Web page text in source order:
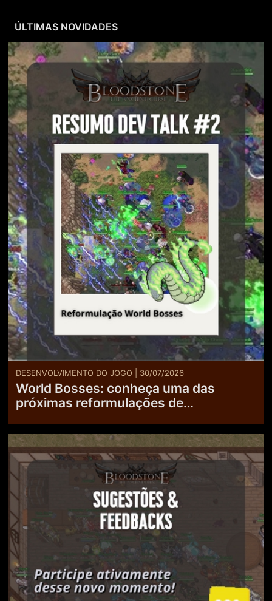
ÚLTIMAS NOVIDADES
DESENVOLVIMENTO DO JOGO | 30/07/2026
World Bosses: conheça uma das
próximas reformulações de